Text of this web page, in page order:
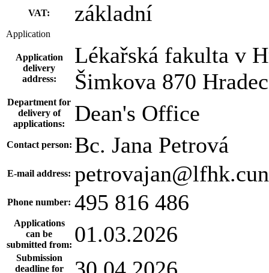
VAT: základní
Application
Application
delivery
address:
Lékařská fakulta v
Šimkova 870
Department for
delivery of
applications:
Dean's Office
Contact person: Bc. Jana Petrová
E-mail address:
Phone number: 495 816 486
Applications
can be
submitted from: 01.03.2026
Submission
deadline for